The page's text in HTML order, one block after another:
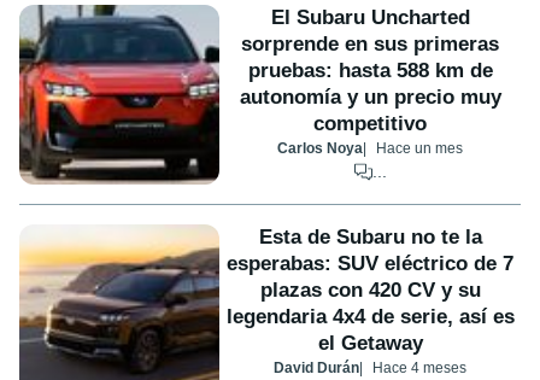
El Subaru Uncharted
sorprende en sus primeras
pruebas: hasta 588 km de
autonomía y un precio muy
competitivo
Carlos Noya Hace un mes
...
Esta de Subaru no te la
esperabas: SUV eléctrico de 7
plazas con 420 CV y su
legendaria 4x4 de serie, así es
el Getaway
David Durán Hace 4 meses